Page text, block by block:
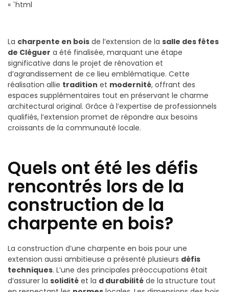
« `html
La charpente en bois de l’extension de la salle des fêtes
de Cléguer a été finalisée, marquant une étape
significative dans le projet de rénovation et
d’agrandissement de ce lieu emblématique. Cette
réalisation allie tradition et modernité, offrant des
espaces supplémentaires tout en préservant le charme
architectural original. Grâce à l’expertise de professionnels
qualifiés, l’extension promet de répondre aux besoins
croissants de la communauté locale.
Quels ont été les défis
rencontrés lors de la
construction de la
charpente en bois?
La construction d’une charpente en bois pour une
extension aussi ambitieuse a présenté plusieurs défis
techniques. L’une des principales préoccupations était
d’assurer la solidité et la d durabilité de la structure tout